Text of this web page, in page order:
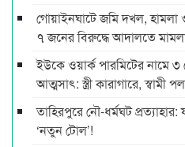
গোয়াইনঘাটে জমি দখল, হামলা
৭ জনের বিরুদ্ধে আদালতে
ইউকে ওয়ার্ক পারমিটের নামে
আত্মসাৎ: স্ত্রী কারাগারে, স্বামী
তাহিরপুরে নৌ-ধর্মঘট
‘নতুন টোল’!